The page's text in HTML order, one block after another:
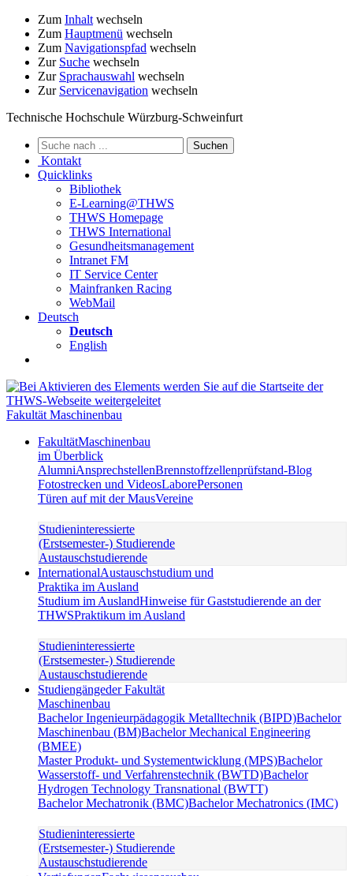
Zum Inhalt wechseln
Zum Hauptmenü wechseln
Zum Navigationspfad wechseln
Zur Suche wechseln
Zur Sprachauswahl wechseln
Zur Servicenavigation wechseln
Technische Hochschule Würzburg-Schweinfurt
Kontakt
Quicklinks
Bibliothek
E-Learning@THWS
THWS Homepage
THWS International
Gesundheitsmanagement
Intranet FM
IT Service Center
Mainfranken Racing
WebMail
Deutsch
Deutsch
English
Fakultät Maschinenbau
FakultätMaschinenbau
im Überblick
AlumniAnsprechstellenBrennstoffzellenprüfstand-Blog
Fotostrecken und VideosLaborePersonen
Türen auf mit der MausVereine
Studieninteressierte
(Erstsemester-) Studierende
Austauschstudierende
InternationalAustauschstudium und
Praktika im Ausland
Studium im AuslandHinweise für Gaststudierende an der
THWSPraktikum im Ausland
Studieninteressierte
(Erstsemester-) Studierende
Austauschstudierende
Studiengängeder Fakultät
Maschinenbau
Bachelor Ingenieurpädagogik Metalltechnik (BIPD)Bachelor
Maschinenbau (BM)Bachelor Mechanical Engineering
(BMEE)
Master Produkt- und Systementwicklung (MPS)Bachelor
Wasserstoff- und Verfahrenstechnik (BWTD)Bachelor
Hydrogen Technology Transnational (BWTT)
Bachelor Mechatronik (BMC)Bachelor Mechatronics (IMC)
Studieninteressierte
(Erstsemester-) Studierende
Austauschstudierende